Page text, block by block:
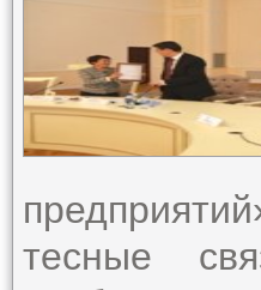
тесные